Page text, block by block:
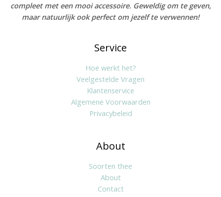
compleet met een mooi accessoire. Geweldig om te geven,
maar natuurlijk ook perfect om jezelf te verwennen!
Service
Hoe werkt het?
Veelgestelde Vragen
Klantenservice
Algemene Voorwaarden
Privacybeleid
About
Soorten thee
About
Contact